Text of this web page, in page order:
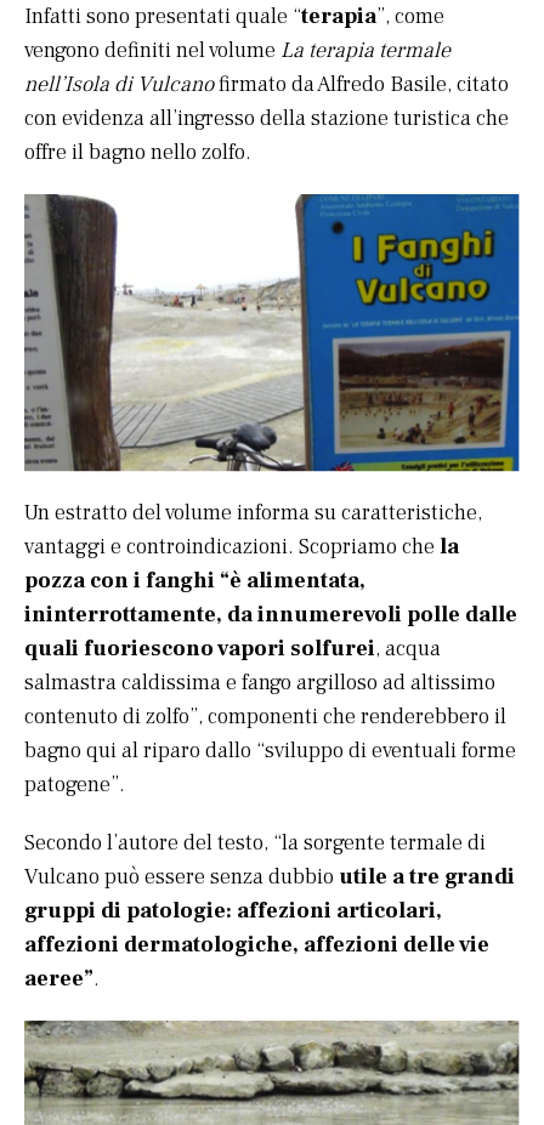
Infatti sono presentati quale “terapia”, come
vengono definiti nel volume La terapia termale
nell’Isola di Vulcanofirmato da Alfredo Basile, citato
con evidenza all’ingresso della stazione turistica che
offre il bagno nello zolfo.
Un estratto del volume informa su caratteristiche,
vantaggi e controindicazioni. Scopriamo che la
pozza con i fanghi “è alimentata,
ininterrottamente, da innumerevoli polle dalle
quali fuoriescono vapori solfurei, acqua
salmastra caldissima e fango argilloso ad altissimo
contenuto di zolfo”, componenti che renderebbero il
bagno qui al riparo dallo “sviluppo di eventuali forme
patogene”.
Secondo l’autore del testo, “la sorgente termale di
Vulcano può essere senza dubbio utile a tre grandi
gruppi di patologie: affezioni articolari,
affezioni dermatologiche, affezioni delle vie
aeree”.